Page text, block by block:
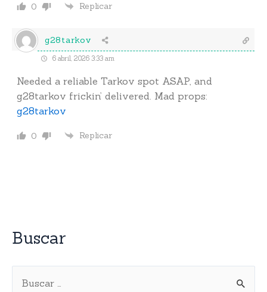
0 Replicar
g28tarkov
6 abril, 2026 3:33 am
Needed a reliable Tarkov spot ASAP, and
g28tarkov frickin’ delivered. Mad props:
g28tarkov
0 Replicar
Buscar